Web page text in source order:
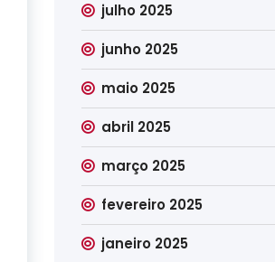
julho 2025
junho 2025
maio 2025
abril 2025
março 2025
fevereiro 2025
janeiro 2025